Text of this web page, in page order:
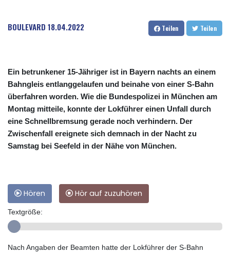
BOULEVARD 18.04.2022 Teilen Teilen
Ein betrunkener 15-Jähriger ist in Bayern nachts an einem
Bahngleis entlanggelaufen und beinahe von einer S-Bahn
überfahren worden. Wie die Bundespolizei in München am
Montag mitteile, konnte der Lokführer einen Unfall durch
eine Schnellbremsung gerade noch verhindern. Der
Zwischenfall ereignete sich demnach in der Nacht zu
Samstag bei Seefeld in der Nähe von München.
Hören Hör auf zuzuhören
Textgröße:
Nach Angaben der Beamten hatte der Lokführer der S-Bahn